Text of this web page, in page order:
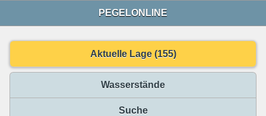
PEGELONLINE
Aktuelle Lage (155)
Wasserstände
Suche